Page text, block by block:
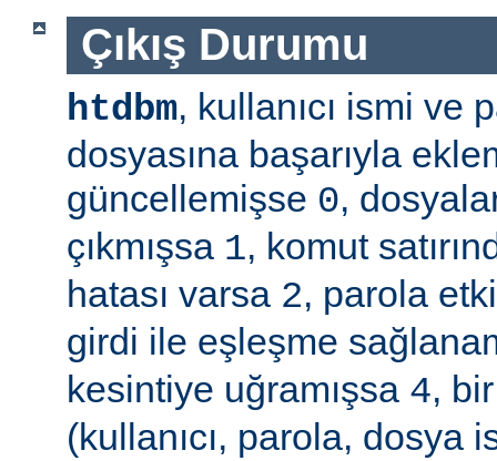
Çıkış Durumu
htdbm, kullanıcı ismi ve
dosyasına başarıyla
güncellemişse 0,
çıkmışsa 1, komut
hatası varsa 2, parola
girdi ile eşleşme
kesintiye uğramışsa 4,
(kullanıcı, parola, dosya